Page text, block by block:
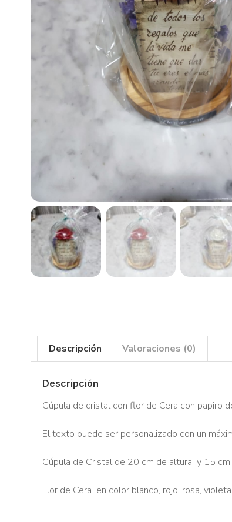
Descripción Valoraciones (0)
Descripción
Cúpula de cristal con flor de Cera con papiro
El texto puede ser personalizado con un
Cúpula de Cristal de 20 cm de altura y 15
Flor de Cera en color blanco, rojo, rosa,